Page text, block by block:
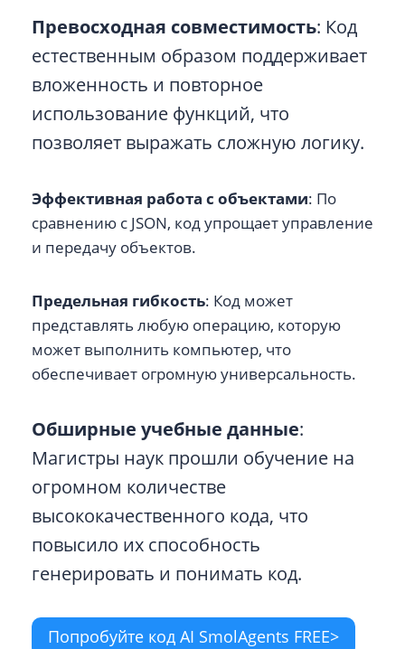
Превосходная совместимость: Код
естественным образом поддерживает
вложенность и повторное
использование функций, что
позволяет выражать сложную логику.
Эффективная работа с объектами: По
сравнению с JSON, код упрощает управление
и передачу объектов.
Предельная гибкость: Код может
представлять любую операцию, которую
может выполнить компьютер, что
обеспечивает огромную универсальность.
Обширные учебные данные:
Магистры наук прошли обучение на
огромном количестве
высококачественного кода, что
повысило их способность
генерировать и понимать код.
Попробуйте код AI SmolAgents FREE>